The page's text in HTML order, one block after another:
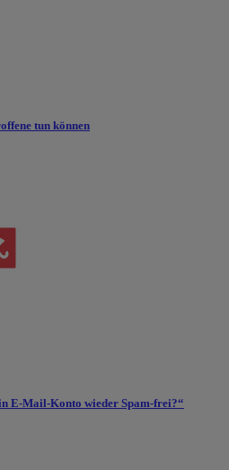
tun können
E-Mail-Konto wieder Spam-frei?“